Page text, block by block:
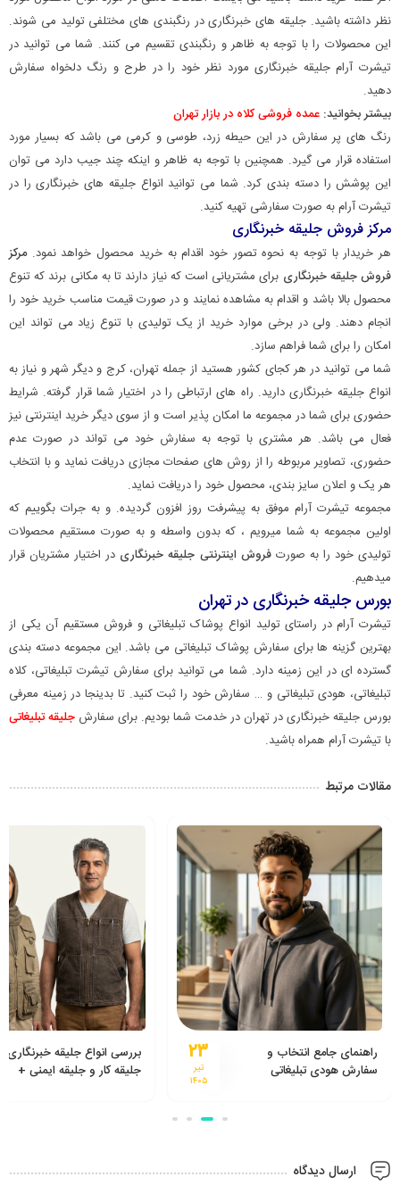
نظر داشته باشید. جلیقه های خبرنگاری در رنگبندی های مختلفی تولید می شوند.
این محصولات را با توجه به ظاهر و رنگبندی تقسیم می کنند. شما می توانید در
تیشرت آرام جلیقه خبرنگاری مورد نظر خود را در طرح و رنگ دلخواه سفارش
دهید.
بیشتر بخوانید: عمده فروشی کلاه در بازار تهران
رنگ های پر سفارش در این حیطه زرد، طوسی و کرمی می باشد که بسیار مورد
استفاده قرار می گیرد. همچنین با توجه به ظاهر و اینکه چند جیب دارد می توان
این پوشش را دسته بندی کرد. شما می توانید انواع جلیقه های خبرنگاری را در
تیشرت آرام به صورت سفارشی تهیه کنید.
مرکز فروش جلیقه خبرنگاری
هر خریدار با توجه به نحوه تصور خود اقدام به خرید محصول خواهد نمود.مرکز
فروش جلیقه خبرنگاری برای مشتریانی است که نیاز دارند تا به مکانی برند که تنوع
محصول بالا باشد و اقدام به مشاهده نمایند و در صورت قیمت مناسب خرید خود را
انجام دهند. ولی در برخی موارد خرید از یک تولیدی با تنوع زیاد می تواند این
امکان را برای شما فراهم سازد.
شما می توانید در هر کجای کشور هستید از جمله تهران، کرج و دیگر شهر و نیاز به
انواع جلیقه خبرنگاری دارید. راه های ارتباطی را در اختیار شما قرار گرفته. شرایط
حضوری برای شما در مجموعه ما امکان پذیر است و از سوی دیگر خرید اینترنتی نیز
فعال می باشد. هر مشتری با توجه به سفارش خود می تواند در صورت عدم
حضوری، تصاویر مربوطه را از روش های صفحات مجازی دریافت نماید و با انتخاب
هر یک و اعلان سایز بندی، محصول خود را دریافت نماید.
مجموعه تیشرت آرام موفق به پیشرفت روز افزون گردیده. و به جرات بگوییم که
اولین مجموعه به شما میرویم ، که بدون واسطه و به صورت مستقیم محصولات
تولیدی خود را به صورتفروش اینترنتی جلیقه خبرنگاری در اختیار مشتریان قرار
میدهیم.
بورس جلیقه خبرنگاری در تهران
تیشرت آرام در راستای تولید انواع پوشاک تبلیغاتی و فروش مستقیم آن یکی از
بهترین گزینه ها برای سفارش پوشاک تبلیغاتی می باشد. این مجموعه دسته بندی
گسترده ای در این زمینه دارد. شما می توانید برای سفارش تیشرت تبلیغاتی، کلاه
تبلیغاتی، هودی تبلیغاتی و … سفارش خود را ثبت کنید. تا بدینجا در زمینه معرفی
بورس جلیقه خبرنگاری در تهران در خدمت شما بودیم. برای سفارش جلیقه تبلیغاتی
با تیشرت آرام همراه باشید.
مقالات مرتبط
۲۳
تیر
۱۴۰۵
راهنمای جامع انتخاب و
سفارش هودی تبلیغاتی
بررسی انواع جلیقه خبرنگاری،
جلیقه کار و جلیقه ایمنی +
ارسال دیدگاه